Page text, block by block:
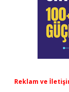
Reklam ve